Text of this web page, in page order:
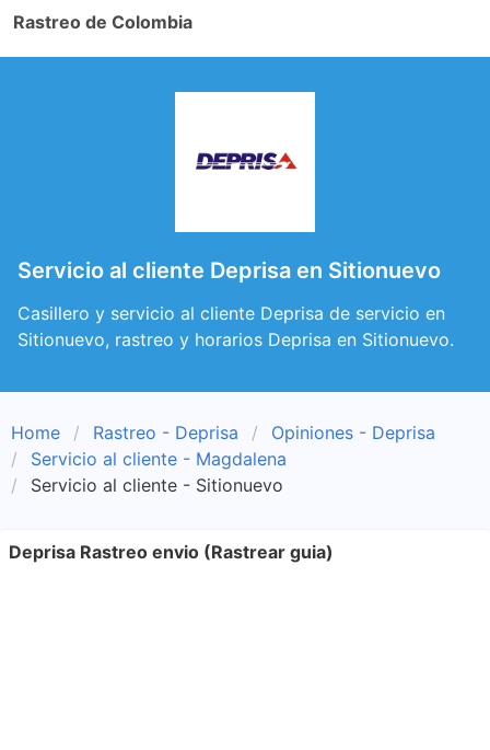
Rastreo de Colombia
Servicio al cliente Deprisa en Sitionuevo
Casillero y servicio al cliente Deprisa de servicio en
Sitionuevo, rastreo y horarios Deprisa en Sitionuevo.
Home Rastreo - Deprisa
Opiniones - Deprisa
Servicio al cliente - Magdalena
Servicio al cliente - Sitionuevo
Deprisa Rastreo envio (Rastrear guia)